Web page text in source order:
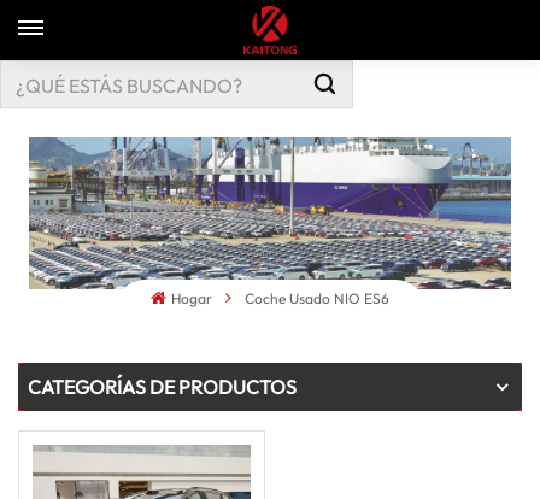
Hogar Coche Usado NIO ES6
CATEGORÍAS DE PRODUCTOS